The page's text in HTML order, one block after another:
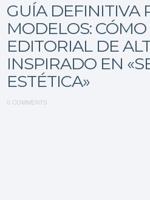
GUÍA DEFINITIVA
MODELOS:
EDITORIAL DE
INSPIRADO EN
ESTÉTICA»
0 COMMENTS